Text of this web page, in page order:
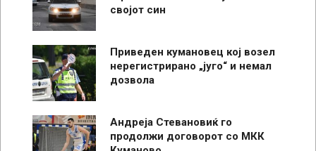
својот син
Приведен кумановец кој возел
нерегистрирано „југо“ и немал
дозвола
Андреја Стевановиќ го
продолжи договорот со МКК